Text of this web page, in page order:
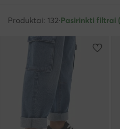
Produktai: 132·Pasirinkti filtrai